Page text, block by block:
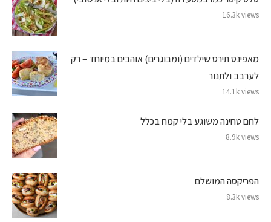
16.3k views
מאפינס תירס שילדים (ומבוגרים) אוהבים במיוחד – רק
לערבב ולתנור
14.1k views
לחם טחינה משוגע בלי קמח בכלל
8.9k views
הפריקסה המושלם
8.3k views